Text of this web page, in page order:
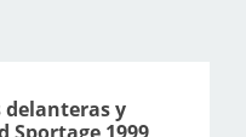
delanteras y